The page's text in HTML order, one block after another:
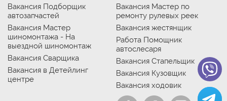
Вакансия Подборщик
автозапчастей
Вакансия Мастер
шиномонтажа - На
выездной шиномонтаж
Вакансия Сварщика
Вакансия в Детейлинг
центре
Вакансия Мастер по
ремонту рулевых реек
Вакансия жестянщик
Работа Помощник
автослесаря
Вакансия Стапельщик
Вакансия Кузовщик
Вакансия ходовик